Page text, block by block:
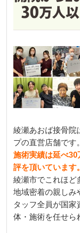
綾瀬あおば接骨院
プの直営店舗です。
施術実績は延べ
評を頂いています。
綾瀬市でこれほど
地域密着の親しみ
タッフ全員が国家
体・施術を任せら